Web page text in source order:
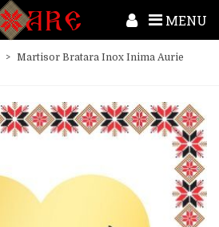
MENU
> Martisor Bratara Inox Inima Aurie